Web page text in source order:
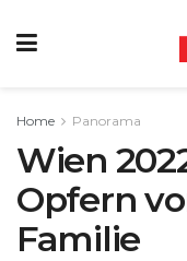
Home Panorama
Wien
Opfern
Familie